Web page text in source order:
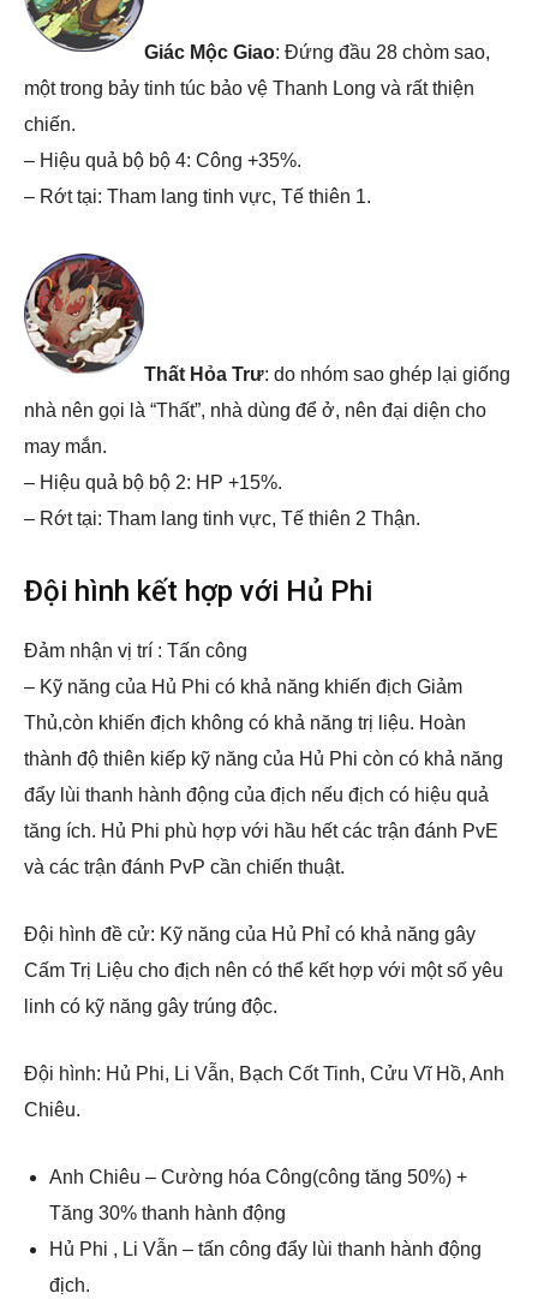
Giác Mộc Giao: Đứng đầu 28 chòm sao,
một trong bảy tinh túc bảo vệ Thanh Long và rất thiện
chiến.
– Hiệu quả bộ bộ 4: Công +35%.
– Rớt tại: Tham lang tinh vực, Tế thiên 1.
Thất Hỏa Trư: do nhóm sao ghép lại giống
nhà nên gọi là “Thất”, nhà dùng để ở, nên đại diện cho
may mắn.
– Hiệu quả bộ bộ 2: HP +15%.
– Rớt tại: Tham lang tinh vực, Tế thiên 2 Thận.
Đội hình kết hợp với Hủ Phi
Đảm nhận vị trí : Tấn công
– Kỹ năng của Hủ Phi có khả năng khiến địch Giảm
Thủ,còn khiến địch không có khả năng trị liệu. Hoàn
thành độ thiên kiếp kỹ năng của Hủ Phi còn có khả năng
đẩy lùi thanh hành động của địch nếu địch có hiệu quả
tăng ích. Hủ Phi phù hợp với hầu hết các trận đánh PvE
và các trận đánh PvP cần chiến thuật.
Đội hình đề cử: Kỹ năng của Hủ Phỉ có khả năng gây
Cấm Trị Liệu cho địch nên có thể kết hợp với một số yêu
linh có kỹ năng gây trúng độc.
Đội hình: Hủ Phi, Li Vẫn, Bạch Cốt Tinh, Cửu Vĩ Hồ, Anh
Chiêu.
Anh Chiêu – Cường hóa Công(công tăng 50%) +
Tăng 30% thanh hành động
Hủ Phi , Li Vẫn – tấn công đẩy lùi thanh hành động
địch.